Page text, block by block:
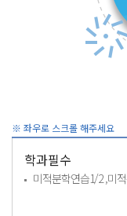
학과필수
미적분학연습1/2 ,미